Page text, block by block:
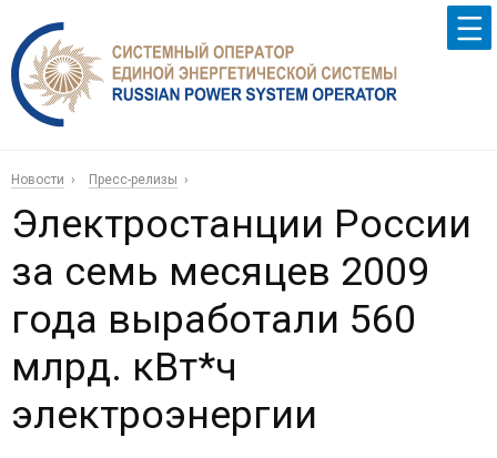
Новости Пресс-релизы
Электростанции России
за семь месяцев 2009
года выработали 560
млрд. кВт*ч
электроэнергии